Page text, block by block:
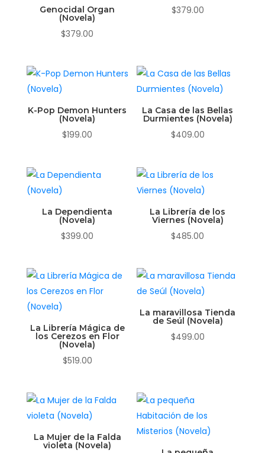
Genocidal Organ
(Novela)
$379.00
$379.00
K-Pop Demon Hunters
(Novela)
$199.00
La Casa de las Bellas
Durmientes (Novela)
$409.00
La Dependienta
(Novela)
$399.00
La Librería de los
Viernes (Novela)
$485.00
La Librería Mágica de
los Cerezos en Flor
(Novela)
$519.00
La maravillosa Tienda
de Seúl (Novela)
$499.00
La Mujer de la Falda
violeta (Novela)